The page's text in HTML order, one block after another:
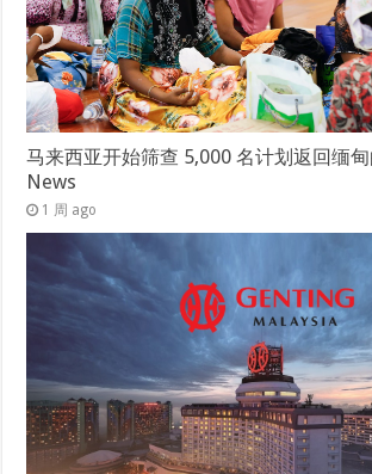
马来西亚开始筛查 5,000 名计划返回缅
News
1 周 ago